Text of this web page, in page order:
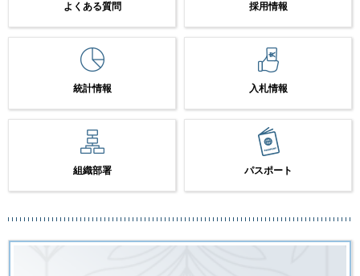
よくある質問 採用情報
統計情報 入札情報
組織部署 パスポート